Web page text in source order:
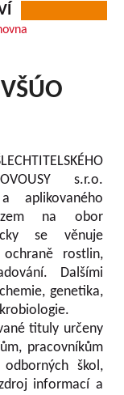
s.r.o.
aplikovaného
na obor
se věnuje
rostlin,
Dalšími
genetika,
tituly určeny
pracovníkům
škol,
informací a